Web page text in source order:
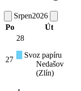
Srpen2026
Po
Út
27
28
Svoz papíru
Nedašov
(Zlín)